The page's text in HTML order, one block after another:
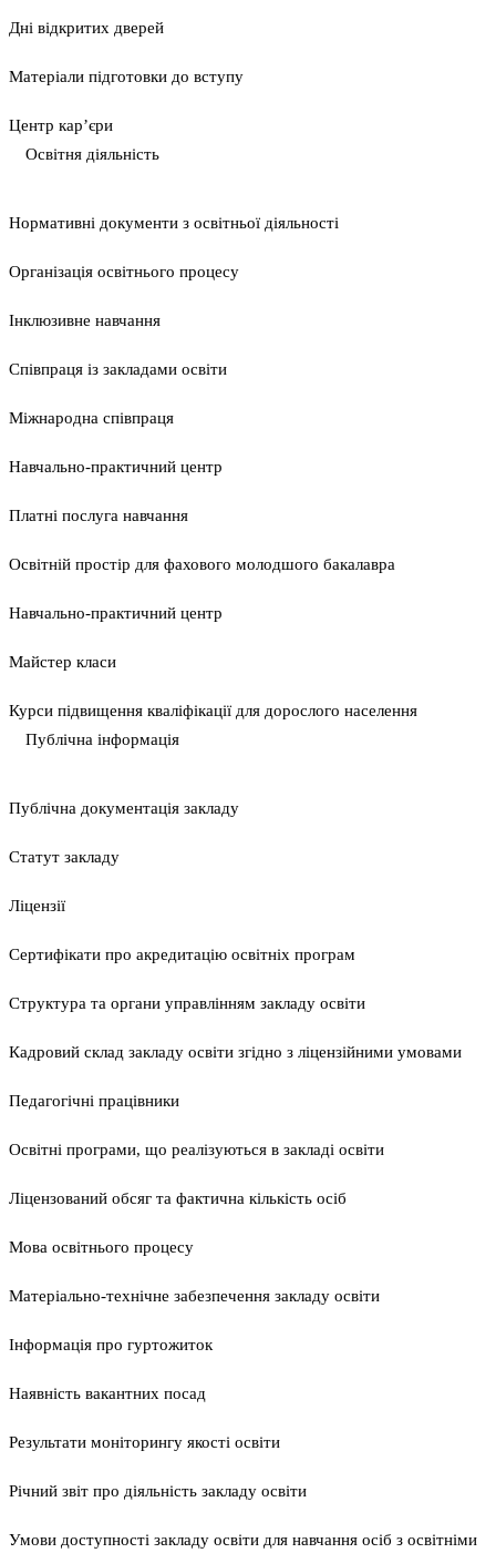
Дні відкритих дверей
Матеріали підготовки до вступу
Центр кар’єри
Освітня діяльність
Нормативні документи з освітньої діяльності
Організація освітнього процесу
Інклюзивне навчання
Співпраця із закладами освіти
Міжнародна співпраця
Навчально-практичний центр
Платні послуга навчання
Освітній простір для фахового молодшого бакалавра
Навчально-практичний центр
Майстер класи
Курси підвищення кваліфікації для дорослого населення
Публічна інформація
Публічна документація закладу
Статут закладу
Ліцензії
Сертифікати про акредитацію освітніх програм
Структура та органи управлінням закладу освіти
Кадровий склад закладу освіти згідно з ліцензійними умовами
Педагогічні працівники
Освітні програми, що реалізуються в закладі освіти
Ліцензований обсяг та фактична кількість осіб
Мова освітнього процесу
Матеріально-технічне забезпечення закладу освіти
Інформація про гуртожиток
Наявність вакантних посад
Результати моніторингу якості освіти
Річний звіт про діяльність закладу освіти
Умови доступності закладу освіти для навчання осіб з освітніми